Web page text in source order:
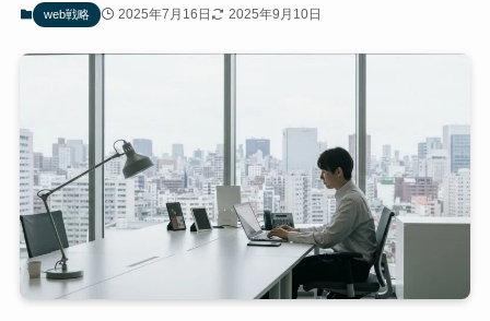
web戦略 2025年7月16日 2025年9月10日